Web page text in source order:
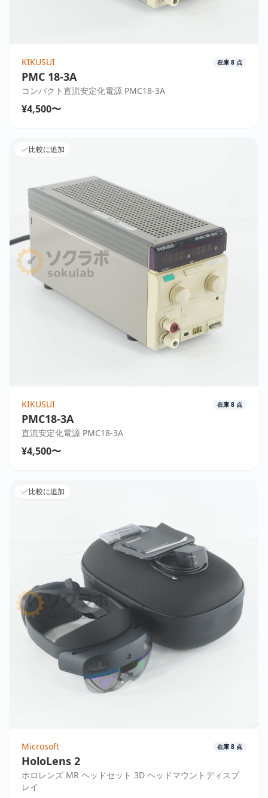
KIKUSUI 在庫 8 点
PMC 18-3A
コンパクト直流安定化電源 PMC18-3A
¥4,500〜
比較に追加
KIKUSUI 在庫 8 点
PMC18-3A
直流安定化電源 PMC18-3A
¥4,500〜
比較に追加
Microsoft 在庫 8 点
HoloLens 2
ホロレンズ MR ヘッドセット 3D ヘッドマウントディスプ
レイ